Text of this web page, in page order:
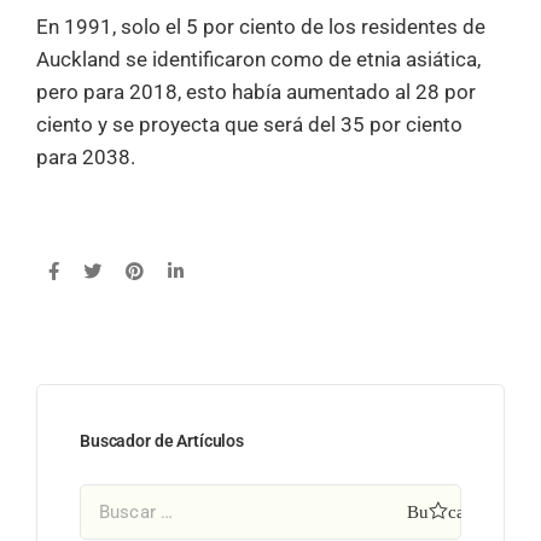
En 1991, solo el 5 por ciento de los residentes de
Auckland se identificaron como de etnia asiática,
pero para 2018, esto había aumentado al 28 por
ciento y se proyecta que será del 35 por ciento
para 2038.
Buscador de Artículos